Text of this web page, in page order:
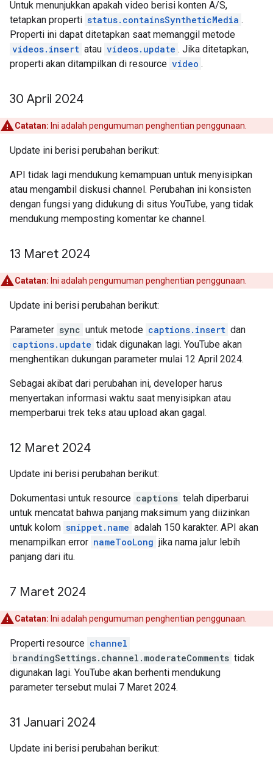
Untuk menunjukkan apakah video berisi konten A/S,
tetapkan properti status.containsSyntheticMedia .
Properti ini dapat ditetapkan saat memanggil metode
videos.insert atau videos.update . Jika ditetapkan,
properti akan ditampilkan di resource video .
30 April 2024
Catatan: Ini adalah pengumuman penghentian penggunaan.
Update ini berisi perubahan berikut:
API tidak lagi mendukung kemampuan untuk menyisipkan
atau mengambil diskusi channel. Perubahan ini konsisten
dengan fungsi yang didukung di situs YouTube, yang tidak
mendukung memposting komentar ke channel.
13 Maret 2024
Catatan: Ini adalah pengumuman penghentian penggunaan.
Update ini berisi perubahan berikut:
Parameter sync untuk metode captions.insert dan
captions.update tidak digunakan lagi. YouTube akan
menghentikan dukungan parameter mulai 12 April 2024.
Sebagai akibat dari perubahan ini, developer harus
menyertakan informasi waktu saat menyisipkan atau
memperbarui trek teks atau upload akan gagal.
12 Maret 2024
Update ini berisi perubahan berikut:
Dokumentasi untuk resource captions telah diperbarui
untuk mencatat bahwa panjang maksimum yang diizinkan
untuk kolom snippet.name adalah 150 karakter. API akan
menampilkan error nameTooLong jika nama jalur lebih
panjang dari itu.
7 Maret 2024
Catatan: Ini adalah pengumuman penghentian penggunaan.
Properti resource channel
brandingSettings.channel.moderateComments tidak
digunakan lagi. YouTube akan berhenti mendukung
parameter tersebut mulai 7 Maret 2024.
31 Januari 2024
Update ini berisi perubahan berikut: